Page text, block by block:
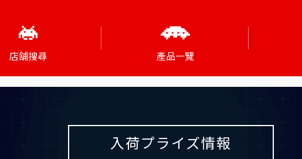
店舖搜尋 產品一覽
入荷プライズ情報